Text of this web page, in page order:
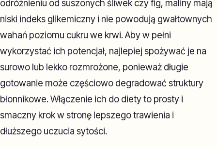
odróżnieniu od suszonych śliwek czy fig, maliny mają
niski indeks glikemiczny i nie powodują gwałtownych
wahań poziomu cukru we krwi. Aby w pełni
wykorzystać ich potencjał, najlepiej spożywać je na
surowo lub lekko rozmrożone, ponieważ długie
gotowanie może częściowo degradować struktury
błonnikowe. Włączenie ich do diety to prosty i
smaczny krok w stronę lepszego trawienia i
dłuższego uczucia sytości.